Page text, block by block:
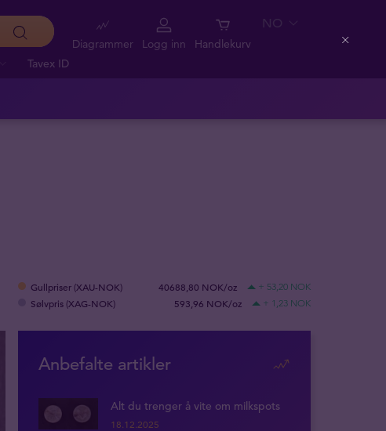
Tavex ID
Diagrammer Logg inn Handlekurv
NO
Gullpriser (XAU-NOK) 40688,80 NOK/oz + 53,20 NOK
Sølvpris (XAG-NOK) 593,96 NOK/oz + 1,23 NOK
Anbefalte artikler
Alt du trenger å vite om milkspots
18.12.2025
Close